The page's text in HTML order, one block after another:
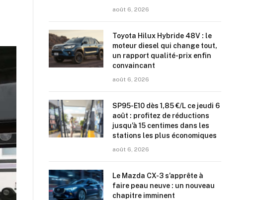
août 6, 2026
Toyota Hilux Hybride 48V : le
moteur diesel qui change tout,
un rapport qualité-prix enfin
convaincant
août 6, 2026
SP95-E10 dès 1,85 €/L ce jeudi 6
août : profitez de réductions
jusqu’à 15 centimes dans les
stations les plus économiques
août 6, 2026
Le Mazda CX-3 s’apprête à
faire peau neuve : un nouveau
chapitre imminent